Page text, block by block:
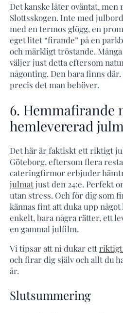
Det kanske låter oväntat,
Slottsskogen. Inte med
med en termos glögg, en
eget litet “firande” på en
och märkligt tröstande.
väljer just detta eftersom
någonting. Den bara finns
precis det man behöver.
6. Hemmafirande
hemlevererad
Det här är faktiskt ett riktigt
Göteborg, eftersom flera
cateringfirmor erbjuder
julmatjust den 24:e. Perfekt
utan stress. Och för dig som
kännas fint att duka upp något
enkelt, bara några rätter, ett
en gammal julfilm.
Vi tipsar att ni dukar ettriktigt
och firar dig själv och allt du
år.
Slutsummering